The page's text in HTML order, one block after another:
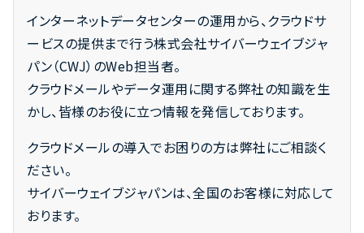
インターネットデータセンターの運用から、クラウドサ
ービスの提供まで行う株式会社サイバーウェイブジャ
パン（CWJ）のWeb担当者。
クラウドメールやデータ運用に関する弊社の知識を生
かし、皆様のお役に立つ情報を発信しております。
クラウドメールの導入でお困りの方は弊社にご相談く
ださい。
サイバーウェイブジャパンは、全国のお客様に対応して
おります。